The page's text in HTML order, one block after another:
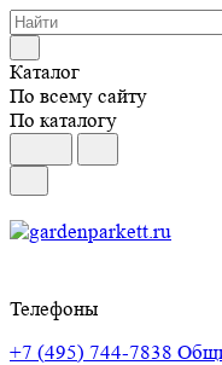
Каталог
По всему сайту
По каталогу
Телефоны
+7 (495) 744-7838